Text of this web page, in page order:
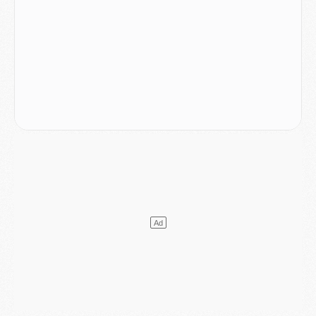
- L'Ajax refuse la première offre du PSG pour Godts